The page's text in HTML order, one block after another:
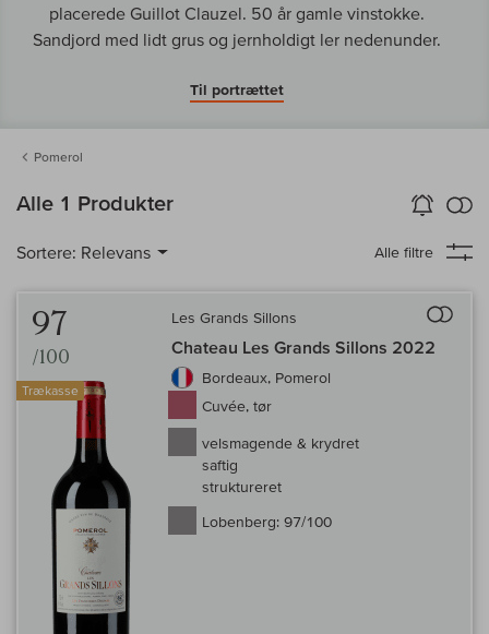
placerede Guillot Clauzel. 50 år gamle vinstokke.
Sandjord med lidt grus og jernholdigt ler nedenunder.
Til portrættet
Pomerol
Alle 1 Produkter Vin-Alarm
aktiver
Sortere: Relevans Alle filtre
97
/100
Trækasse
Les Grands Sillons
Chateau Les Grands Sillons 2022
Bordeaux, Pomerol
Cuvée, tør
velsmagende & krydret
saftig
struktureret
Lobenberg: 97/100